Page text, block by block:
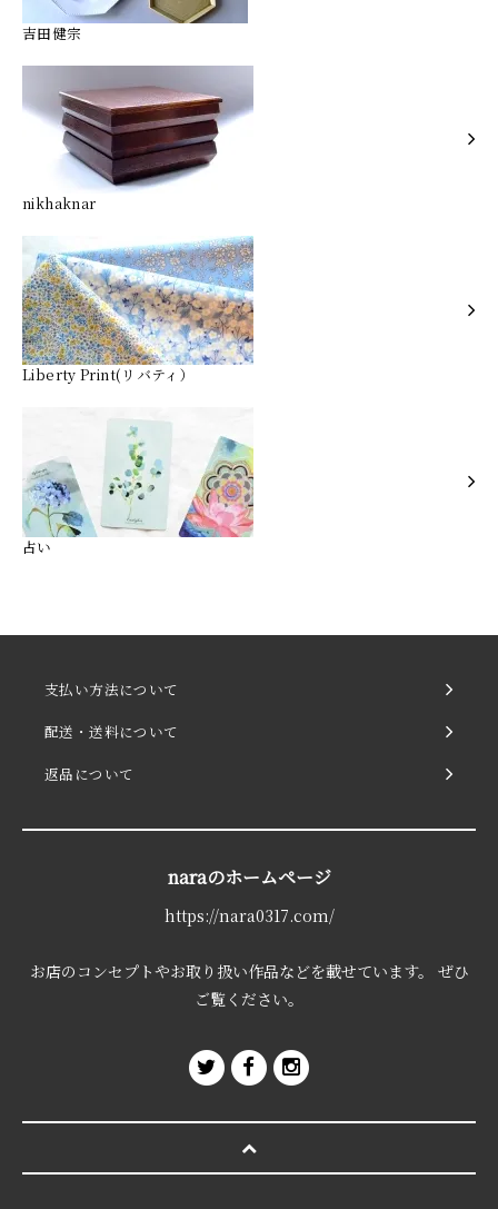
吉田健宗
nikhaknar
Liberty Print(リバティ）
占い
支払い方法について
配送・送料について
返品について
naraのホームページ
https://nara0317.com/
お店のコンセプトやお取り扱い作品などを載せています。 ぜひ
ご覧ください。